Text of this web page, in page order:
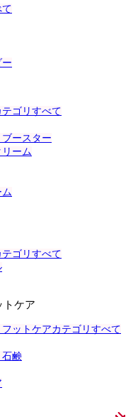
ゴリすべて
ースター
ーム
ゴリすべて
トケア
ットケアカテゴリすべて
鹸